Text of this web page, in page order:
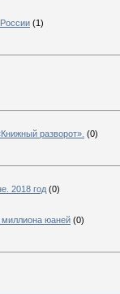
(1)
разворот». (0)
2018 год (0)
миллиона юаней (0)